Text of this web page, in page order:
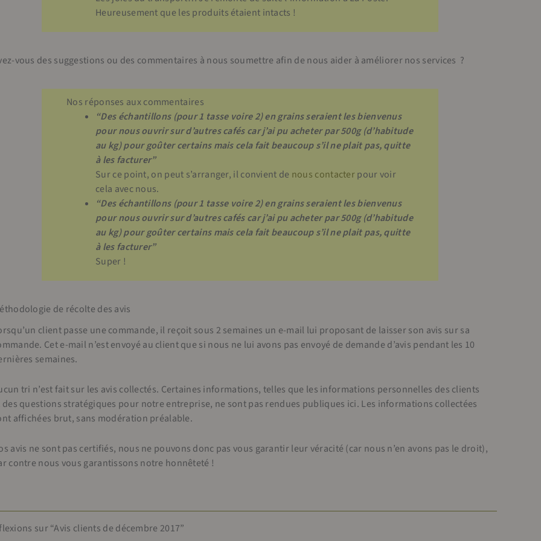
Heureusement que les produits étaient intacts !
vous des suggestions ou des commentaires à nous soumettre afin de nous aider à améliorer nos services ?
Nos réponses aux commentaires
“Des échantillons (pour 1 tasse voire 2) en grains seraient les bienvenus
pour nous ouvrir sur d’autres cafés car j’ai pu acheter par 500g (d’habitude
au kg) pour goûter certains mais cela fait beaucoup s’il ne plait pas, quitte
à les facturer”
Sur ce point, on peut s’arranger, il convient de nous contacterpour voir
cela avec nous.
“Des échantillons (pour 1 tasse voire 2) en grains seraient les bienvenus
pour nous ouvrir sur d’autres cafés car j’ai pu acheter par 500g (d’habitude
au kg) pour goûter certains mais cela fait beaucoup s’il ne plait pas, quitte
à les facturer”
Super !
de récolte des avis
client passe une commande, il reçoit sous 2 semaines un e-mail lui proposant de laisser son avis sur sa
Cet e-mail n’est envoyé au client que si nous ne lui avons pas envoyé de demande d’avis pendant les 10
semaines.
tri n’est fait sur les avis collectés. Certaines informations, telles que les informations personnelles des clients
des questions stratégiques pour notre entreprise, ne sont pas rendues publiques ici. Les informations collectées
affichées brut, sans modération préalable.
avis ne sont pas certifiés, nous ne pouvons donc pas vous garantir leur véracité (car nous n’en avons pas le droit),
contre nous vous garantissons notre honnêteté !
sur “Avis clients de décembre 2017”